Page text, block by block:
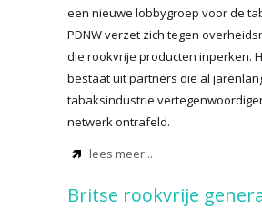
een nieuwe lobbygroep voor de
PDNW verzet zich tegen
die rookvrije producten inperken.
bestaat uit partners die al
tabaksindustrie
netwerk ontrafeld.
lees meer...
Britse rookvrije